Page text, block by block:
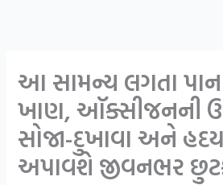
આ સામન્ય લગતા
ખાણ, ઑક્સીજનની
સોજા-દુખાવા અને
અપાવશે જીવનભર